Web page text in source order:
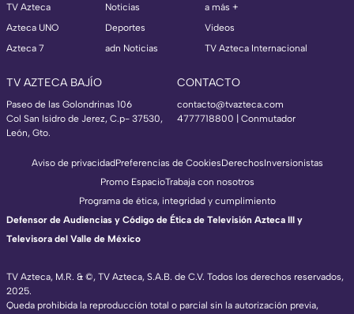
TV Azteca
Azteca UNO
Azteca 7
Noticias
Deportes
adn Noticias
a más +
Videos
TV Azteca Internacional
TV AZTECA BAJÍO
Paseo de las Golondrinas 106
Col San Isidro de Jerez, C.p- 37530,
León, Gto.
CONTACTO
contacto@tvazteca.com
4777718800 | Conmutador
TV Azteca, M.R. & ©, TV Azteca, S.A.B. de C.V. Todos los derechos reservados,
2025.
Queda prohibida la reproducción total o parcial sin la autorización previa,
Aviso de privacidadPreferencias de CookiesDerechosInversionistas
Promo EspacioTrabaja con nosotros
Programa de ética, integridad y cumplimiento
Defensor de Audiencias y Código de Ética de Televisión Azteca III y
Televisora del Valle de México